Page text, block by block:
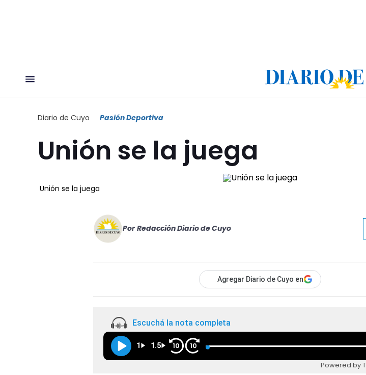
Diario de Cuyo Pasión Deportiva
Unión se la juega
Unión se la juega
Por Redacción Diario de Cuyo
Agregar Diario de Cuyo en
Escuchá la nota completa
1 1.5 10 10
Powered by